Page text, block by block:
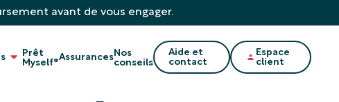
avant de vous engager.
Prêt
Myself®AssurancesNos
conseils
Aide et
contact
Espace
client